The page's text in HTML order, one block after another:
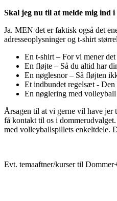
Skal jeg nu til at melde mig ind
Ja. MEN det er faktisk også det
adresseoplysninger og t-shirt
En t-shirt – For vi mener
En fløjte – Så du altid har
En nøglesnor – Så fløjten
Et indbundet regelsæt - Den
En nøglering med
Årsagen til at vi gerne vil have jer
få kontakt til os i
med volleyballspillets enkeltdele.
Evt. temaaftner/kurser til